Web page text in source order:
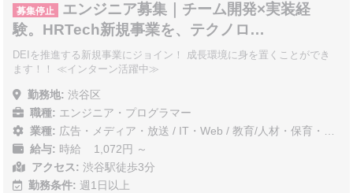
募集停止
エンジニア募集｜チーム開発×実装経
験。HRTech新規事業を、テクノロ…
DEIを推進する新規事業にジョイン！ 成長環境に身を置くことができ
ます！！ ≪インターン活躍中≫
勤務地: 渋谷区
職種: エンジニア・プログラマー
業種: 広告・メディア・放送 / IT・Web /教育/人材・保育・医療/介護/福祉
給与: 時給 1,072円 ～
アクセス: 渋谷駅徒歩3分
勤務条件: 週1日以上